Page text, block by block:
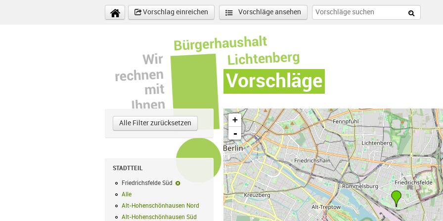
Vorschlag einreichen
Vorschläge ansehen
Vorschläge
Alle Filter zurücksetzen
STADTTEIL
Friedrichsfelde Süd
Friedrichsfelde Süd-Filter entfernen
Alle
Alt-Hohenschönhausen Nord
Alt-Hohenschönhausen Nord Filter anwenden
Alt-Hohenschönhausen Süd
Alt-Hohenschönhausen Süd Filter anwenden
+
-